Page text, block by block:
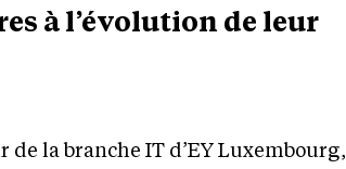
à l’évolution de leur
de la branche IT d’EY Luxembourg,